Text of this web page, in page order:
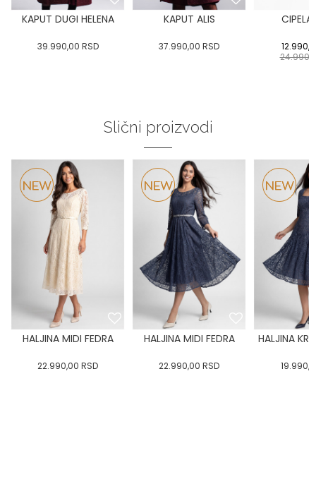
KAPUT DUGI HELENA
39.990,00 RSD
KAPUT ALIS
37.990,00 RSD
CIPELA
Slični proizvodi
HALJINA MIDI FEDRA
22.990,00 RSD
HALJINA MIDI FEDRA
22.990,00 RSD
HALJINA